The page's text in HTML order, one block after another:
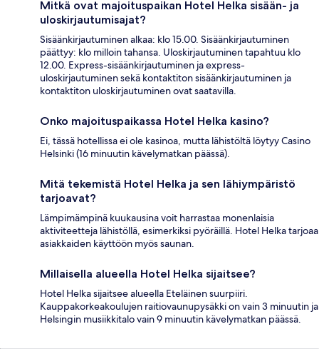
Mitkä ovat majoituspaikan Hotel Helka sisään- ja
uloskirjautumisajat?
Sisäänkirjautuminen alkaa: klo 15.00. Sisäänkirjautuminen
päättyy: klo milloin tahansa. Uloskirjautuminen tapahtuu klo
12.00. Express-sisäänkirjautuminen ja express-
uloskirjautuminen sekä kontaktiton sisäänkirjautuminen ja
kontaktiton uloskirjautuminen ovat saatavilla.
Onko majoituspaikassa Hotel Helka kasino?
Ei, tässä hotellissa ei ole kasinoa, mutta lähistöltä löytyy Casino
Helsinki (16 minuutin kävelymatkan päässä).
Mitä tekemistä Hotel Helka ja sen lähiympäristö
tarjoavat?
Lämpimämpinä kuukausina voit harrastaa monenlaisia
aktiviteetteja lähistöllä, esimerkiksi pyöräillä. Hotel Helka tarjoaa
asiakkaiden käyttöön myös saunan.
Millaisella alueella Hotel Helka sijaitsee?
Hotel Helka sijaitsee alueella Eteläinen suurpiiri.
Kauppakorkeakoulujen raitiovaunupysäkki on vain 3 minuutin ja
Helsingin musiikkitalo vain 9 minuutin kävelymatkan päässä.